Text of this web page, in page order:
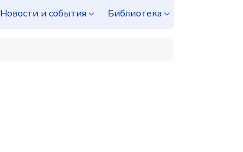
Новости и события Библиотека